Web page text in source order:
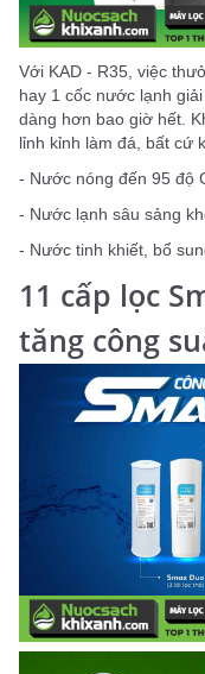
Với KAD - R35, việc
hay 1 cốc nước lạnh
dàng hơn bao giờ hết.
lỉnh kỉnh làm đá, bất cứ
- Nước nóng đến 95 độ
- Nước lạnh sâu sảng
- Nước tinh khiết, bổ
11 cấp lọc
tăng công